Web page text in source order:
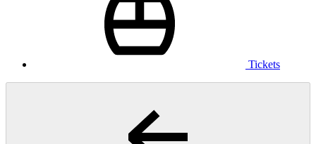
Tickets